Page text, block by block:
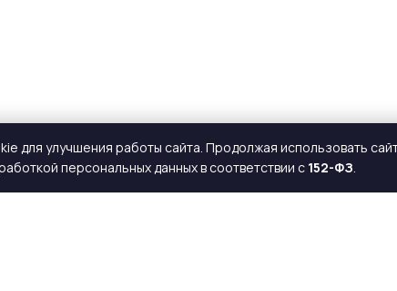
для улучшения работы сайта. Продолжая использовать
персональных данных в соответствии с 152-ФЗ.